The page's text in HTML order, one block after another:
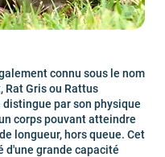
connu sous le nom
Rat Gris ou Rattus
distingue par son physique
corps pouvant atteindre
longueur, hors queue. Cet
d'une grande capacité